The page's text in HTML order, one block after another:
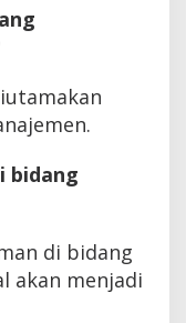
bidang
di bidang
akan menjadi